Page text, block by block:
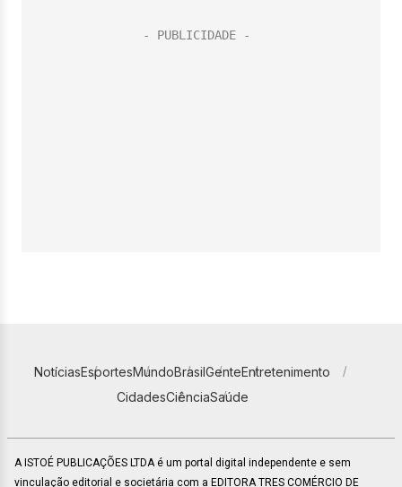
NotíciasEsportesMundoBrasilGenteEntretenimento
CidadesCiênciaSaúde
A ISTOÉ PUBLICAÇÕES LTDA é um portal digital independente e sem
vinculação editorial e societária com a EDITORA TRES COMÉRCIO DE